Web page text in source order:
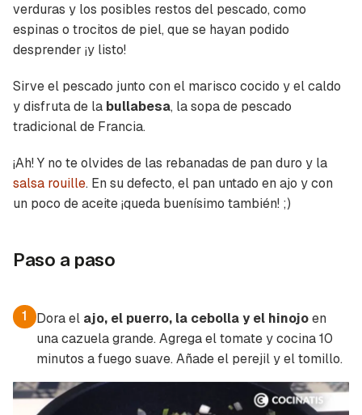
Guardar como favorito
verduras y los posibles restos del pescado, como
espinas o trocitos de piel, que se hayan podido
desprender ¡y listo!
Sirve el pescado junto con el marisco cocido y el caldo
y disfruta de la bullabesa, la sopa de pescado
tradicional de Francia.
¡Ah! Y no te olvides de las rebanadas de pan duro y la
salsa rouille. En su defecto, el pan untado en ajo y con
un poco de aceite ¡queda buenísimo también! ;)
Paso a paso
1 Dora el ajo, el puerro, la cebolla y el hinojoen
una cazuela grande. Agrega el tomate y cocina 10
minutos a fuego suave. Añade el perejil y el tomillo.
Contenido enviado